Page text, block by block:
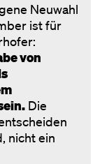
Neuwahl
ist für
von
Die
nicht ein